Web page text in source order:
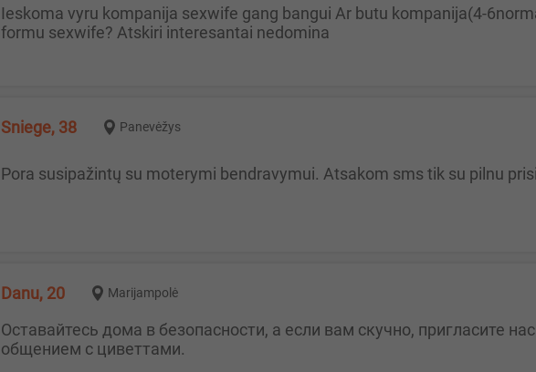
Ieskoma vyru kompanija sexwife gang bangui Ar butu kompanija(4-6normaliu vyru) su plotu dienos metu isdulkinti moteriškų
formu sexwife? Atskiri interesantai nedomina
Sniege, 38 Panevėžys
Pora susipažintų su moterymi bendravymui. Atsakom sms tik su pilnu
Danu, 20 Marijampolė
Оставайтесь дома в безопасности, а если вам скучно, пригласите нас к себе, и мы проведем ночь, наслаждаясь
общением с циветтами.